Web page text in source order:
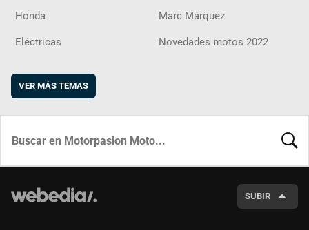
Honda Marc Márquez
Eléctricas Novedades motos 2022
VER MÁS TEMAS
SUBIR